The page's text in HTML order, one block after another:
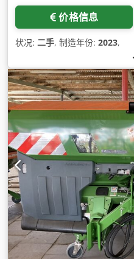
价格信息
状况: 二手, 制造年份: 2023,